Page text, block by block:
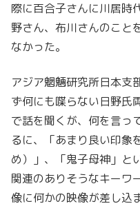
際に百合子さんに川居時
野さん、布川さんのこと
なかった。
アジア魍魎研究所日本支
ず何にも喋らない日野氏
で話を聞くが、何を言っ
るに、「あまり良い印象
め）」、「鬼子母神」と
関連のありそうなキーワ
像に何かの映像が差し込